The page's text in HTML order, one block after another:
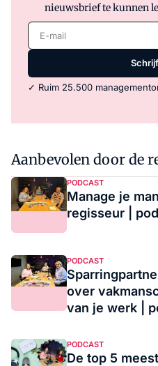
nieuwsbrief te kunnen
E-mail
✓ Ruim 25.500
Aanbevolen door de
PODCAST
Manage je
regisseur |
PODCAST
over
van je werk |
PODCAST
De top 5